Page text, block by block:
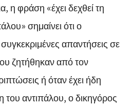
η φράση «έχει δεχθεί τη
σημαίνει ότι ο
απαντήσεις σε
ζητήθηκαν από τον
ή όταν έχει ήδη
του αντιπάλου, ο δικηγόρος